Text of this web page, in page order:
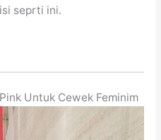
seprti ini.
Untuk Cewek Feminim